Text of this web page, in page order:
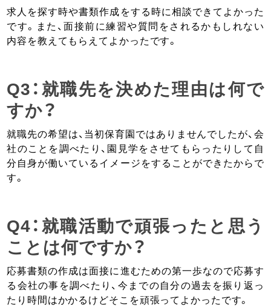
求人を探す時や書類作成をする時に相談できてよかった
です。また、面接前に練習や質問をされるかもしれない
内容を教えてもらえてよかったです。
Q3：就職先を決めた理由は何で
すか？
就職先の希望は、当初保育園ではありませんでしたが、会
社のことを調べたり、園見学をさせてもらったりして自
分自身が働いているイメージをすることができたからで
す。
Q4：就職活動で頑張ったと思う
ことは何ですか？
応募書類の作成は面接に進むための第一歩なので応募す
る会社の事を調べたり、今までの自分の過去を振り返っ
たり時間はかかるけどそこを頑張ってよかったです。